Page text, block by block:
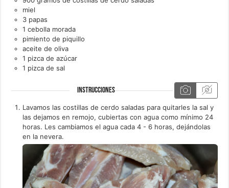
miel
3 papas
1 cebolla morada
pimiento de piquillo
aceite de oliva
1 pizca de azúcar
1 pizca de sal
INSTRUCCIONES
Lavamos las costillas de cerdo saladas para quitarles la sal y
las dejamos en remojo, cubiertas con agua como mínimo 24
horas. Les cambiamos el agua cada 4 - 6 horas, dejándolas
en la nevera.